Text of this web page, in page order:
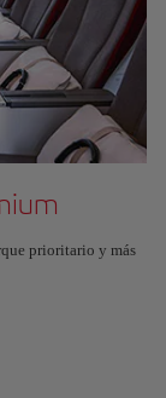
prioritario y más